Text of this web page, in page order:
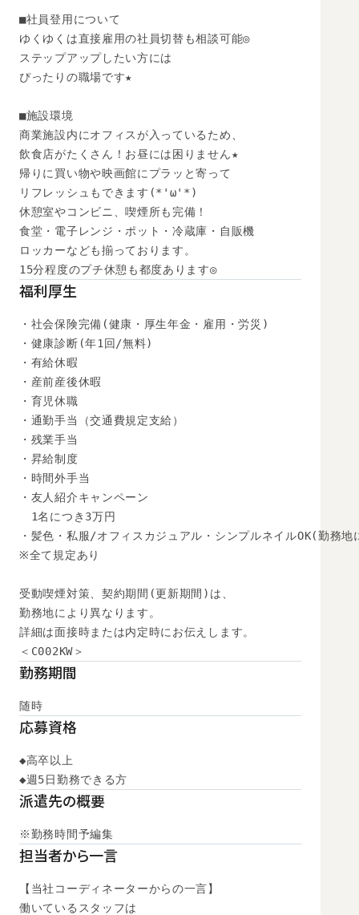
■社員登用について
ゆくゆくは直接雇用の社員切替も相談可能◎
ステップアップしたい方には
ぴったりの職場です★
■施設環境
商業施設内にオフィスが入っているため、
飲食店がたくさん！お昼には困りません★
帰りに買い物や映画館にプラッと寄って
リフレッシュもできます(*'ω'*)
休憩室やコンビニ、喫煙所も完備！
食堂・電子レンジ・ポット・冷蔵庫・自販機
ロッカーなども揃っております。
15分程度のプチ休憩も都度あります◎
福利厚生
・社会保険完備(健康・厚生年金・雇用・労災)
・健康診断(年1回/無料)
・有給休暇
・産前産後休暇
・育児休職
・通勤手当（交通費規定支給）
・残業手当
・昇給制度
・時間外手当
・友人紹介キャンペーン
1名につき3万円
・髪色・私服/オフィスカジュアル・シンプルネイルOK(勤務地
※全て規定あり
受動喫煙対策、契約期間(更新期間)は、
勤務地により異なります。
詳細は面接時または内定時にお伝えします。
＜C002KW＞
勤務期間
随時
応募資格
◆高卒以上
◆週5日勤務できる方
派遣先の概要
※勤務時間予編集
担当者から一言
【当社コーディネーターからの一言】
働いているスタッフは